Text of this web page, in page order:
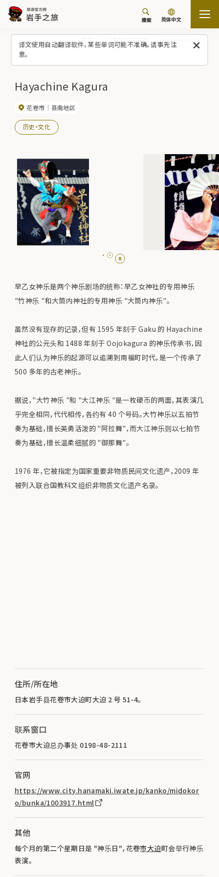
译文使用自动翻译软件，某些单词可能不准确。请事先注
意。
搜索 简体中文
Hayachine Kagura
花卷市 县南地区
历史・文化
早乙女神乐是两个神乐剧场的统称：早乙女神社的专用神乐
"竹神乐 "和大筒内神社的专用神乐 "大筒内神乐"。
虽然没有现存的记录，但有 1595 年刻于 Gaku 的 Hayachine
神社的公元头和 1488 年刻于 Oojokagura 的神乐传承书，因
此人们认为神乐的起源可以追溯到南福町时代，是一个传承了
500 多年的古老神乐。
据说，"大竹神乐 "和 "大江神乐 "是一枚硬币的两面，其表演几
乎完全相同，代代相传，各约有 40 个号码。大竹神乐以五拍节
奏为基础，擅长英勇活泼的 "阿拉舞"，而大江神乐则以七拍节
奏为基础，擅长温柔细腻的 "御那舞"。
1976 年，它被指定为国家重要非物质民间文化遗产，2009 年
被列入联合国教科文组织非物质文化遗产名录。
住所/所在地
日本岩手县花卷市大迫町大迫 2 号 51-4。
联系窗口
花卷市大迫总办事处 0198-48-2111
官网
https://www.city.hanamaki.iwate.jp/kanko/midokor
o/bunka/1003917.html
其他
每个月的第二个星期日是 "神乐日"，花卷市大迫町会举行神乐
表演。